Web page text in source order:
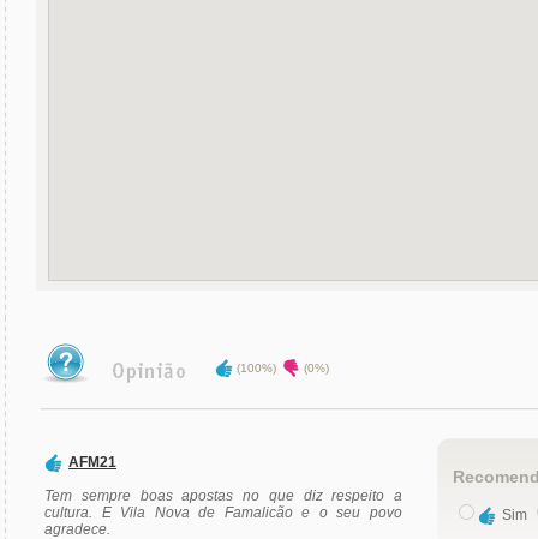
(100%) (0%)
AFM21
Tem sempre boas apostas no que diz respeito a
cultura. E Vila Nova de Famalicão e o seu povo
agradece.
Sim